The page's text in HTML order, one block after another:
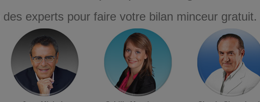
experts pour faire votre bilan minceur gratuit.